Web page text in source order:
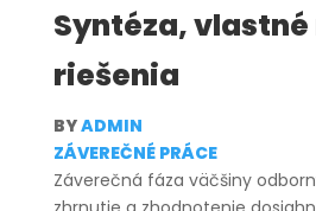
Syntéza,
riešenia
BYADMIN
ZÁVEREČNÉ PRÁCE
Záverečná fáza väčšiny